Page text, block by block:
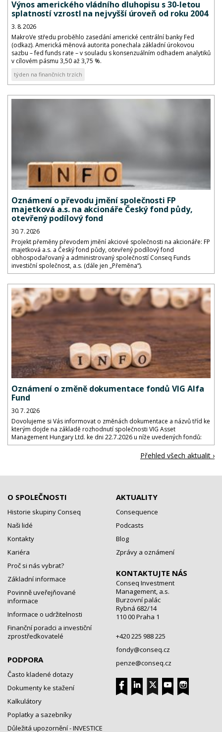
Výnos amerického vládního dluhopisu s 30-letou
splatností vzrostl na nejvyšší úroveň od roku 2004
3. 8. 2026
MakroVe středu proběhlo zasedání americké centrální banky Fed
(odkaz). Americká měnová autorita ponechala základní úrokovou
sazbu – fed funds rate – v souladu s konsenzuálním odhadem analytiků
v cílovém pásmu 3,50 až 3,75 %.
týden na finančních trzích
Oznámení o převodu jmění společnosti FP
majetková a.s. na akcionáře Český fond půdy,
otevřený podílový fond
30. 7. 2026
Projekt přeměny převodem jmění akciové společnosti na akcionáře: FP
majetková a.s. a Český fond půdy, otevřený podílový fond
obhospodařovaný a administrovaný společností Conseq Funds
investiční společnost, a.s. (dále jen „Přeměna“).
Oznámení o změně dokumentace fondů VIG Alfa
Fund
30. 7. 2026
Dovolujeme si Vás informovat o změnách dokumentace a názvů tříd ke
kterým dojde na základě rozhodnutí společnosti VIG Asset
Management Hungary Ltd. ke dni 22.7.2026 u níže uvedených fondů:
Přehled všech aktualit ›
O SPOLEČNOSTI
Historie skupiny Conseq
Naši lidé
Kontakty
Kariéra
Proč si nás vybrat?
Základní informace
Povinně uveřejňované
informace
Informace o udržitelnosti
Finanční poradci a investiční
zprostředkovatelé
PODPORA
Často kladené dotazy
Dokumenty ke stažení
Kalkulátory
Poplatky a sazebníky
Důležitá upozornění - INVESTICE
AKTUALITY
Consequence
Podcasts
Blog
Zprávy a oznámení
KONTAKTUJTE NÁS
Conseq Investment
Management, a.s.
Burzovní palác
Rybná 682/14
110 00 Praha 1
+420 225 988 225
fondy@conseq.cz
penze@conseq.cz